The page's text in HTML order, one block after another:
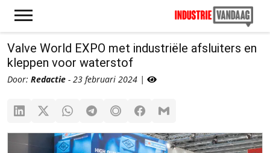
Valve World EXPO met industriële afsluiters en
kleppen voor waterstof
Door: Redactie - 23 februari 2024 |